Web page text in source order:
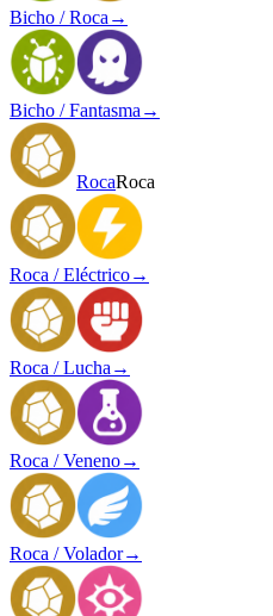
Bicho / Roca →
Bicho / Fantasma →
RocaRoca
Roca / Eléctrico→
Roca / Lucha →
Roca / Veneno→
Roca / Volador→